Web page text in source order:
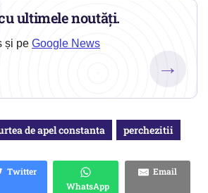
ultimele noutăți.
și pe Google News
→
de apel constanta perchezitii
Twitter
WhatsApp
Email